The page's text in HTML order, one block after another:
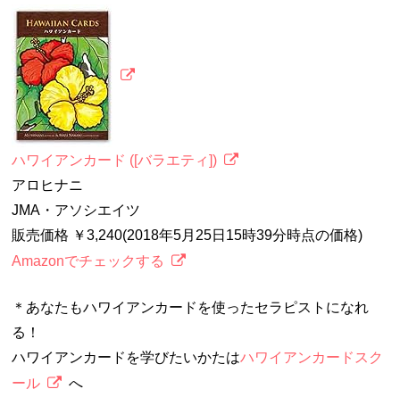
ハワイアンカード ([バラエティ])
アロヒナニ
JMA・アソシエイツ
販売価格 ￥3,240(2018年5月25日15時39分時点の価格)
Amazonでチェックする
＊あなたもハワイアンカードを使ったセラピストになれ
る！
ハワイアンカードを学びたいかたはハワイアンカードスク
ール
へ